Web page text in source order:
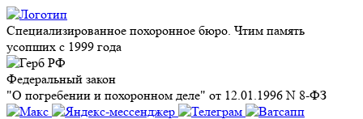
Специализированное похоронное бюро. Чтим память
усопших с 1999 года
Федеральный закон
"О погребении и похоронном деле" от 12.01.1996 N 8-ФЗ